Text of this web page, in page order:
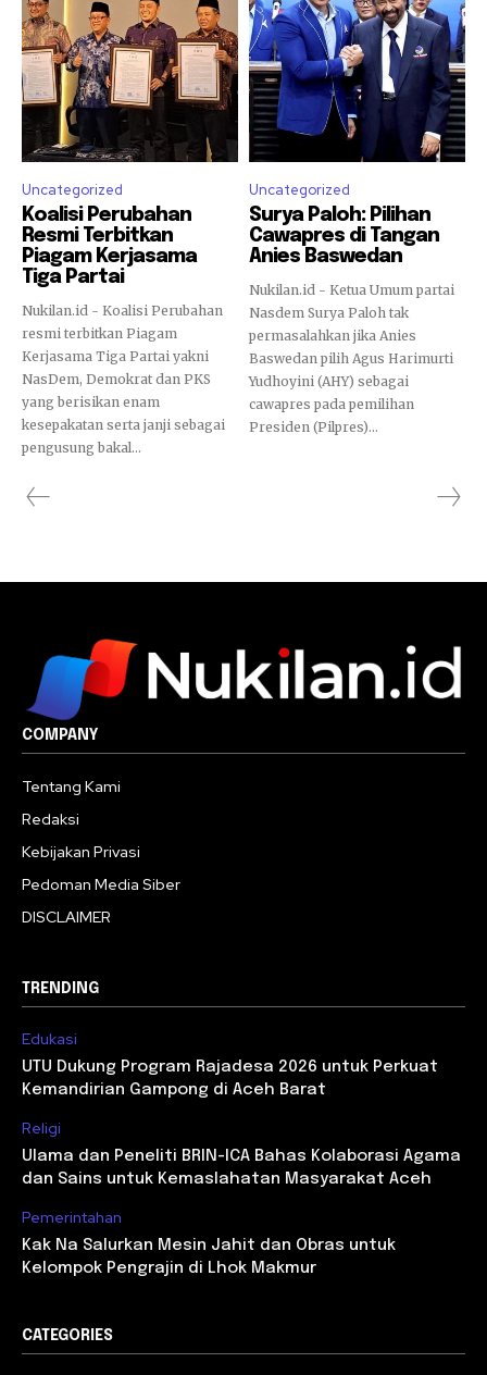
Uncategorized
Koalisi Perubahan
Resmi Terbitkan
Piagam Kerjasama
Tiga Partai
Nukilan.id - Koalisi Perubahan
resmi terbitkan Piagam
Kerjasama Tiga Partai yakni
NasDem, Demokrat dan PKS
yang berisikan enam
kesepakatan serta janji sebagai
pengusung bakal...
Uncategorized
Surya Paloh: Pilihan
Cawapres di Tangan
Anies Baswedan
Nukilan.id - Ketua Umum partai
Nasdem Surya Paloh tak
permasalahkan jika Anies
Baswedan pilih Agus Harimurti
Yudhoyini (AHY) sebagai
cawapres pada pemilihan
Presiden (Pilpres)...
COMPANY
Tentang Kami
Redaksi
Kebijakan Privasi
Pedoman Media Siber
DISCLAIMER
TRENDING
Edukasi
UTU Dukung Program Rajadesa 2026 untuk Perkuat
Kemandirian Gampong di Aceh Barat
Religi
Ulama dan Peneliti BRIN-ICA Bahas Kolaborasi Agama
dan Sains untuk Kemaslahatan Masyarakat Aceh
Pemerintahan
Kak Na Salurkan Mesin Jahit dan Obras untuk
Kelompok Pengrajin di Lhok Makmur
CATEGORIES